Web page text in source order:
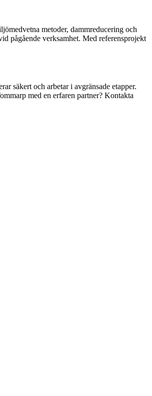
metoder, dammreducering och
pågående verksamhet. Med referensprojekt
säkert och arbetar i avgränsade etapper.
med en erfaren partner? Kontakta